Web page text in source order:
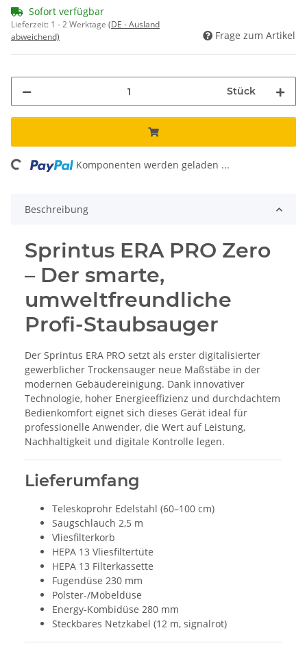
Sofort verfügbar
Lieferzeit: 1 - 2 Werktage (DE - Ausland
abweichend)
Frage zum Artikel
Stück
Komponenten werden geladen ...
Beschreibung
Sprintus ERA PRO Zero
– Der smarte,
umweltfreundliche
Profi-Staubsauger
Der Sprintus ERA PRO setzt als erster digitalisierter
gewerblicher Trockensauger neue Maßstäbe in der
modernen Gebäudereinigung. Dank innovativer
Technologie, hoher Energieeffizienz und durchdachtem
Bedienkomfort eignet sich dieses Gerät ideal für
professionelle Anwender, die Wert auf Leistung,
Nachhaltigkeit und digitale Kontrolle legen.
Lieferumfang
Teleskoprohr Edelstahl (60–100 cm)
Saugschlauch 2,5 m
Vliesfilterkorb
HEPA 13 Vliesfiltertüte
HEPA 13 Filterkassette
Fugendüse 230 mm
Polster-/Möbeldüse
Energy-Kombidüse 280 mm
Steckbares Netzkabel (12 m, signalrot)